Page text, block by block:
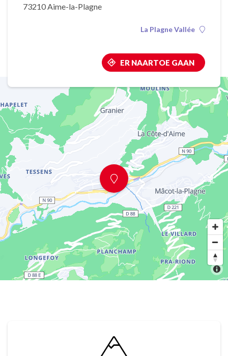
73210 Aime-la-Plagne
La Plagne Vallée
ER NAARTOE GAAN